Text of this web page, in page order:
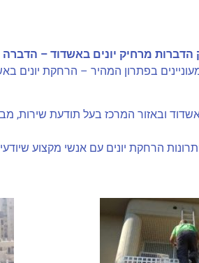
מרחיק יונים באשדוד –
בפתרון המהיר – הרחקת יונים
ובאזור המרכז בעל תודעת שירות,
הרחקת יונים עם אנשי מקצוע